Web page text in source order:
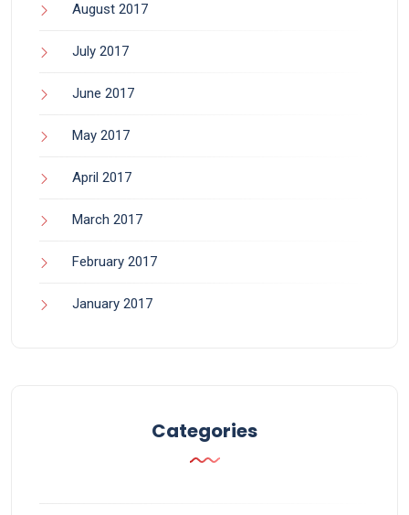
August 2017
July 2017
June 2017
May 2017
April 2017
March 2017
February 2017
January 2017
Categories